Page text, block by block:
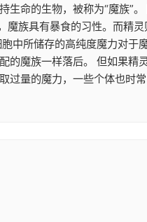
生命的生物，被称为“魔族”
魔族具有暴食的习性。而精
中所储存的高纯度魔力对于
的魔族一样落后。 但如果精
过量的魔力，一些个体也时